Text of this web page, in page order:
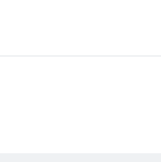
Gbps si 5 Gbps), HDMI, VGA,